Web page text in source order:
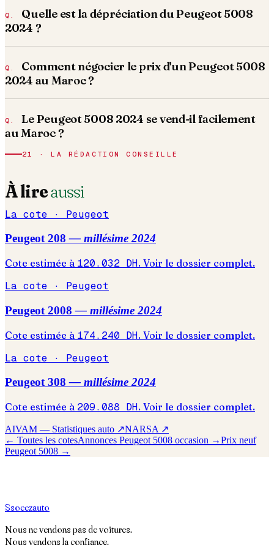
Quelle est la dépréciation du Peugeot 5008
2024 ?
Comment négocier le prix d'un Peugeot 5008
2024 au Maroc ?
Le Peugeot 5008 2024 se vend-il facilement
au Maroc ?
21 · LA RÉDACTION CONSEILLE
À lireaussi
La cote · Peugeot
Peugeot 208 — millésime2024
Cote estimée à 120.032 DH. Voir le dossier complet.
La cote · Peugeot
Peugeot 2008 — millésime 2024
Cote estimée à 174.240 DH. Voir le dossier complet.
La cote · Peugeot
Peugeot 308 — millésime2024
Cote estimée à 209.088 DH. Voir le dossier complet.
AIVAM — Statistiques auto ↗NARSA ↗
← Toutes les cotesAnnonces Peugeot 5008 occasion →Prix neuf
Peugeot 5008 →
Ssoeezauto
Nous ne vendons pas de voitures.
Nous vendons la confiance.